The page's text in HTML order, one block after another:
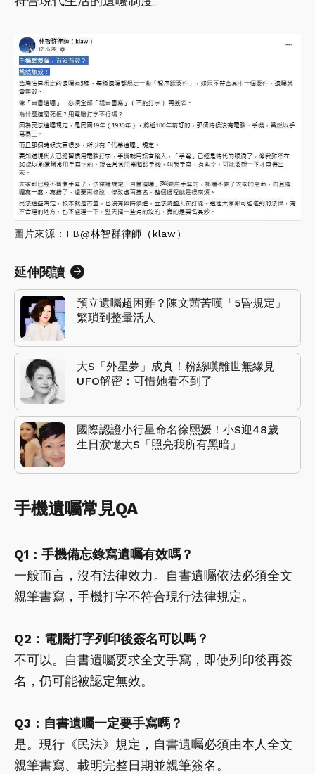
圖片來源：FB@林智群律師（klaw）
延伸閱讀
預立遺囑超困難？陳文茜苦嘆「5昏規定」
繁瑣到整暈活人
大S「外星夢」成真！粉絲嘆離世無緣見
UFO解密：可惜她看不到了
國際認證小行星命名徐熙媛！小S迎48歲
生日淚憶大S「照亮我所有黑暗」
手機遺囑常見QA
Q1：手機備忘錄寫遺囑有效嗎？
一般而言，沒有法律效力。自書遺囑依法必須全文
親筆書寫，手機打字不符合現行法律規定。
Q2：電腦打字列印後簽名可以嗎？
不可以。自書遺囑要求全文手寫，即使列印後再簽
名，仍可能被認定無效。
Q3：自書遺囑一定要手寫嗎？
是。現行《民法》規定，自書遺囑必須由本人全文
親筆書寫、載明完整日期並親筆簽名。